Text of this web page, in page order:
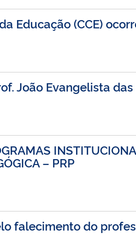
Educação (CCE)
João Evangelista
– PRP
falecimento do